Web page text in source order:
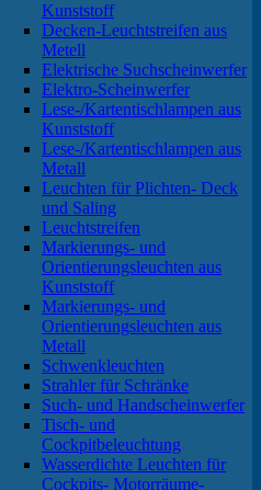
Kunststoff
Decken-Leuchtstreifen aus
Metell
Elektrische Suchscheinwerfer
Elektro-Scheinwerfer
Lese-/Kartentischlampen aus
Kunststoff
Lese-/Kartentischlampen aus
Metall
Leuchten für Plichten- Deck
und Saling
Leuchtstreifen
Markierungs- und
Orientierungsleuchten aus
Kunststoff
Markierungs- und
Orientierungsleuchten aus
Metall
Schwenkleuchten
Strahler für Schränke
Such- und Handscheinwerfer
Tisch- und
Cockpitbeleuchtung
Wasserdichte Leuchten für
Cockpits- Motorräume-